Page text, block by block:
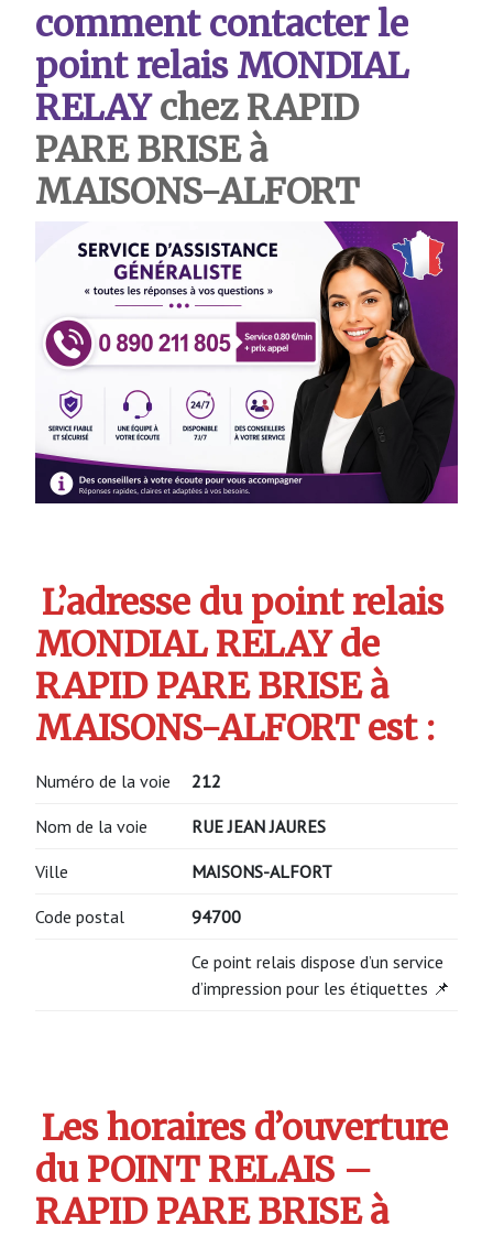
comment contacter le
point relais MONDIAL
RELAYchez RAPID
PARE BRISE à
MAISONS-ALFORT
L’adresse du point relais
MONDIAL RELAY de
RAPID PARE BRISE à
MAISONS-ALFORT est :
Numéro de la voie 212
Nom de la voie RUE JEAN JAURES
Ville MAISONS-ALFORT
Code postal 94700
Ce point relais dispose d’un service
d’impression pour les étiquettes 📌
Les horaires d’ouverture
du POINT RELAIS –
RAPID PARE BRISE à